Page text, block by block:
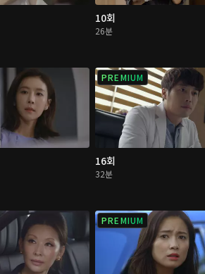
10회
26분
PREMIUM
16회
32분
PREMIUM